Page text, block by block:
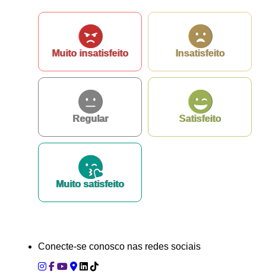
Muito insatisfeito Insatisfeito
Regular Satisfeito
Muito satisfeito
Conecte-se conosco nas redes sociais